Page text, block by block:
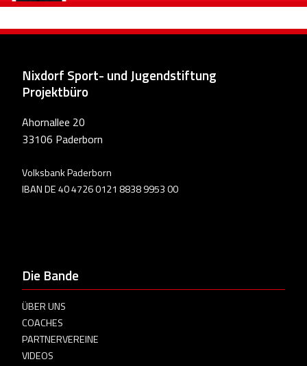
Nixdorf Sport- und Jugendstiftung
Projektbüro
Ahornallee 20
33106 Paderborn
Volksbank Paderborn
IBAN DE 40 4726 0121 8838 9953 00
Die Bande
ÜBER UNS
COACHES
PARTNERVEREINE
VIDEOS